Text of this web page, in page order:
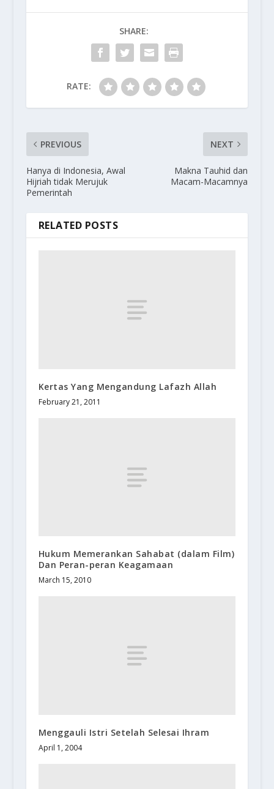
SHARE:
RATE:
PREVIOUS
Hanya di Indonesia, Awal
Hijriah tidak Merujuk
Pemerintah
NEXT
Makna Tauhid dan
Macam-Macamnya
RELATED POSTS
Kertas Yang Mengandung Lafazh Allah
February 21, 2011
Hukum Memerankan Sahabat (dalam Film)
Dan Peran-peran Keagamaan
March 15, 2010
Menggauli Istri Setelah Selesai Ihram
April 1, 2004